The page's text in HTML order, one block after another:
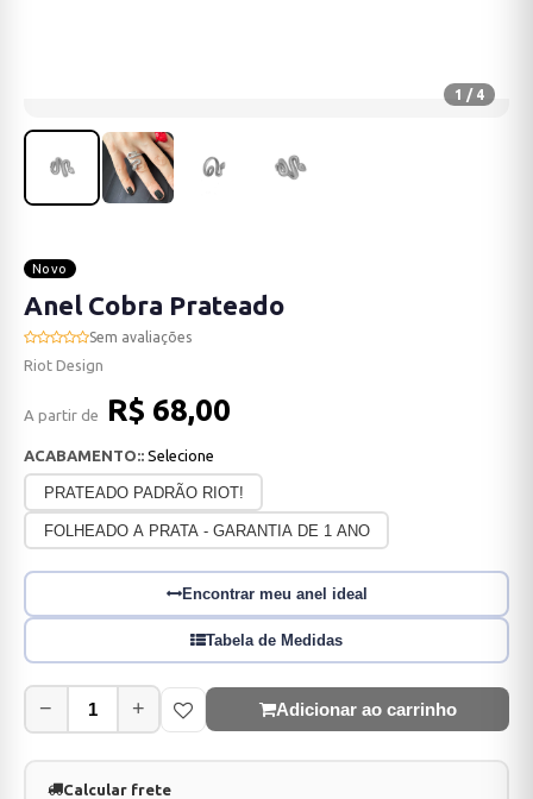
1 / 4
Novo
Anel Cobra Prateado
Sem avaliações
Riot Design
A partir de R$ 68,00
ACABAMENTO:: Selecione
PRATEADO PADRÃO RIOT!
FOLHEADO A PRATA - GARANTIA DE 1 ANO
Encontrar meu anel ideal
Tabela de Medidas
− + Adicionar ao carrinho
Calcular frete